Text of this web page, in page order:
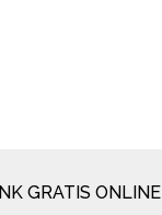
GRATIS ONLINE